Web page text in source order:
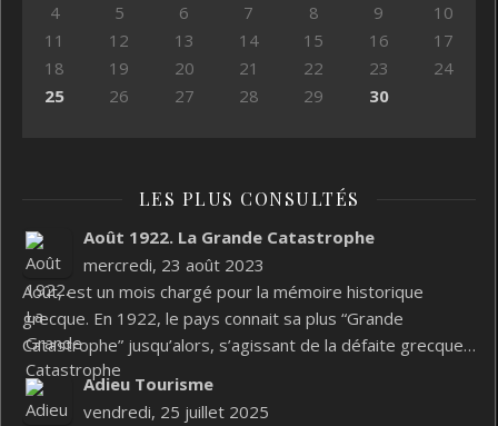
4
5 6 7 8 9
10
11
12 13 14 15 16
17
18
19 20 21 22 23
24
25
26 27 28 29 30
LES PLUS CONSULTÉS
Août 1922. La Grande Catastrophe
mercredi, 23 août 2023
Août, est un mois chargé pour la mémoire historique
grecque. En 1922, le pays connait sa plus “Grande
Catastrophe” jusqu’alors, s’agissant de la défaite grecque…
Adieu Tourisme
vendredi, 25 juillet 2025